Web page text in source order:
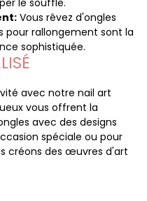
le souffle.
Vous rêvez d'ongles
pour rallongement sont la
sophistiquée.
avec notre nail art
vous offrent la
avec des designs
spéciale ou pour
créons des œuvres d'art